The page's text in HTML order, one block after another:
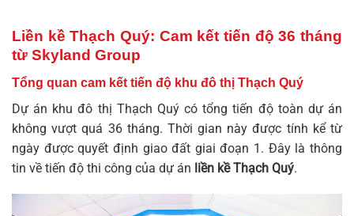
Liền kề Thạch Quý: Cam kết tiến độ 36 tháng
từ Skyland Group
Tổng quan cam kết tiến độ khu đô thị Thạch Quý
Dự án khu đô thị Thạch Quý có tổng tiến độ toàn dự án
không vượt quá 36 tháng. Thời gian này được tính kể từ
ngày được quyết định giao đất giai đoạn 1. Đây là thông
tin về tiến độ thi công của dự án liền kề Thạch Quý.